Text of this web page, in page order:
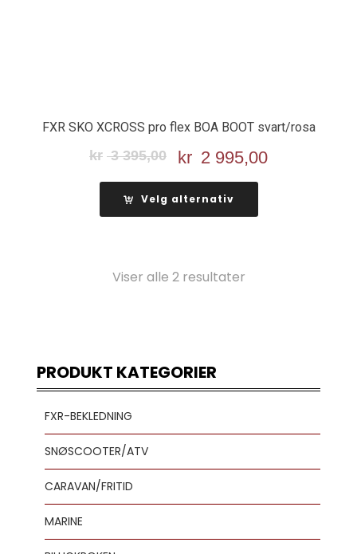
FXR SKO XCROSS pro flex BOA BOOT svart/rosa
kr 3 395,00
Opprinnelig
pris
var:
kr 3
kr 2 995,00Nåværende
Velg alternativ
Viser alle 2 resultater
PRODUKT KATEGORIER
FXR-BEKLEDNING
SNØSCOOTER/ATV
CARAVAN/FRITID
MARINE